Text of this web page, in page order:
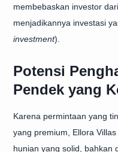
membebaskan investor
menjadikannya investasi
investment).
Potensi
Pendek yang
Karena permintaan yang
yang premium, Ellora
hunian yang solid, bahkan